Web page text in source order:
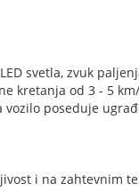
svetla, zvuk
kretanja od 3 - 5
poseduje
i na zahtevnim